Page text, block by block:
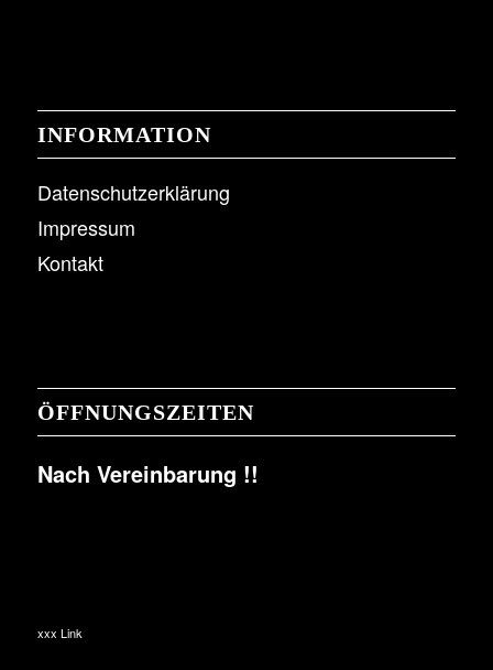
INFORMATION
Datenschutzerklärung
Impressum
Kontakt
ÖFFNUNGSZEITEN
Nach Vereinbarung !!
xxx Link